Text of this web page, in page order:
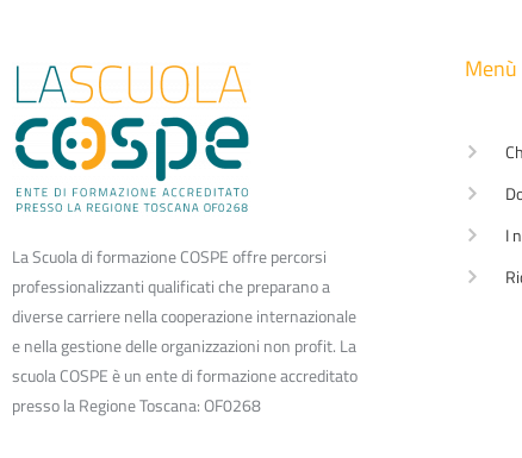
La Scuola di formazione COSPE offre percorsi
professionalizzanti qualificati che preparano a
diverse carriere nella cooperazione internazionale
e nella gestione delle organizzazioni non profit. La
scuola COSPE è un ente di formazione accreditato
presso la Regione Toscana: OF0268
Menù
I